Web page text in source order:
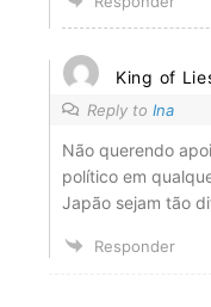
King of
Reply to Ina
Não querendo
político em
Japão sejam tão
Responder